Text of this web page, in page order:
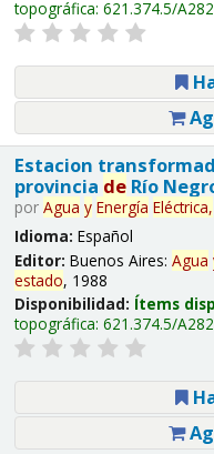
topográfica: 621.374.5/
Estacion
provincia deRío
por Agua y Energía Eléctrica,
Idioma: Español
Editor: Buenos Aires: Agua
estado, 1988
Disponibilidad: Ítems
topográfica: 621.374.5/